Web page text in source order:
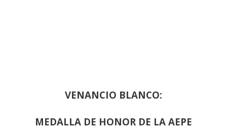
VENANCIO BLANCO:
MEDALLA DE HONOR DE LA AEPE